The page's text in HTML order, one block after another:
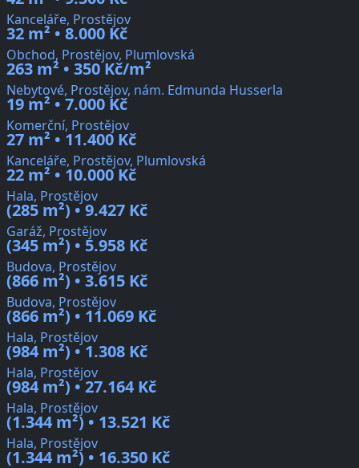
Kanceláře, Prostějov
32 m² • 8.000 Kč
Obchod, Prostějov, Plumlovská
263 m² • 350 Kč/m²
Nebytové, Prostějov, nám. Edmunda Husserla
19 m² • 7.000 Kč
Komerční, Prostějov
27 m² • 11.400 Kč
Kanceláře, Prostějov, Plumlovská
22 m² • 10.000 Kč
Hala, Prostějov
(285 m²) • 9.427 Kč
Garáž, Prostějov
(345 m²) • 5.958 Kč
Budova, Prostějov
(866 m²) • 3.615 Kč
Budova, Prostějov
(866 m²) • 11.069 Kč
Hala, Prostějov
(984 m²) • 1.308 Kč
Hala, Prostějov
(984 m²) • 27.164 Kč
Hala, Prostějov
(1.344 m²) • 13.521 Kč
Hala, Prostějov
(1.344 m²) • 16.350 Kč